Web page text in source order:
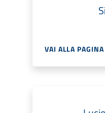
VAI ALLA PAGINA